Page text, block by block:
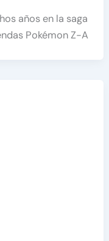
años en la saga
Pokémon Z-A